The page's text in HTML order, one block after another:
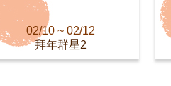
02/10 ~ 02/12
拜年群星2